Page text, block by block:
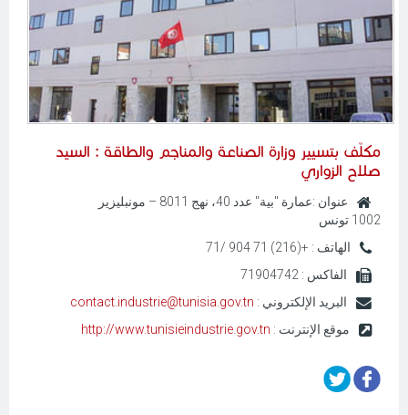
مكلّف بتسيير وزارة الصناعة والمناجم والطاقة : السيد
صلاح الزواري
عنوان :عمارة "بية" عدد 40، نهج 8011 – مونبليزير
1002 تونس
الهاتف : +(216) 71 904 /71
الفاكس : 71904742
البريد الإلكتروني : contact.industrie@tunisia.gov.tn
موقع الإنترنت : http://www.tunisieindustrie.gov.tn